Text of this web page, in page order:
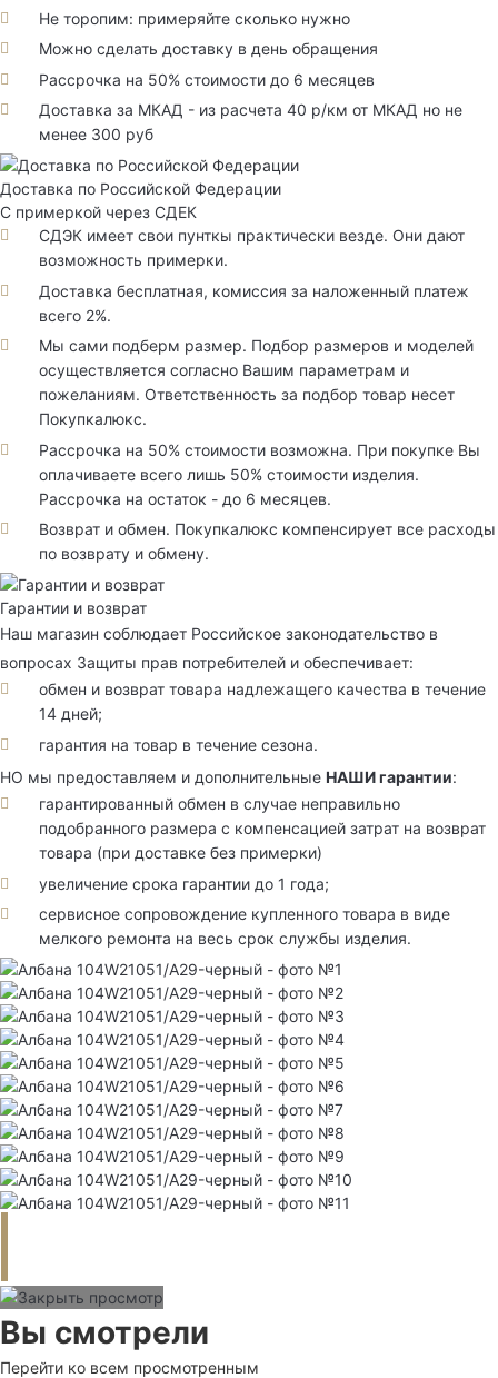
Не торопим: примеряйте сколько нужно
Можно сделать доставку в день обращения
Рассрочка на 50% стоимости до 6 месяцев
Доставка за МКАД - из расчета 40 р/км от МКАД но не
менее 300 руб
Доставка по Российской Федерации
С примеркой через СДЕК
СДЭК имеет свои пунткы практически везде. Они дают
возможность примерки.
Доставка бесплатная, комиссия за наложенный платеж
всего 2%.
Мы сами подберм размер. Подбор размеров и моделей
осуществляется согласно Вашим параметрам и
пожеланиям. Ответственность за подбор товар несет
Покупкалюкс.
Рассрочка на 50% стоимости возможна. При покупке Вы
оплачиваете всего лишь 50% стоимости изделия.
Рассрочка на остаток - до 6 месяцев.
Возврат и обмен. Покупкалюкс компенсирует все расходы
по возврату и обмену.
Гарантии и возврат
Наш магазин соблюдает Российское законодательство в
вопросах Защиты прав потребителей и обеспечивает:
обмен и возврат товара надлежащего качества в течение
14 дней;
гарантия на товар в течение сезона.
НО мы предоставляем и дополнительные НАШИ гарантии:
гарантированный обмен в случае неправильно
подобранного размера с компенсацией затрат на возврат
товара (при доставке без примерки)
увеличение срока гарантии до 1 года;
сервисное сопровождение купленного товара в виде
мелкого ремонта на весь срок службы изделия.
Вы смотрели
Перейти ко всем просмотренным